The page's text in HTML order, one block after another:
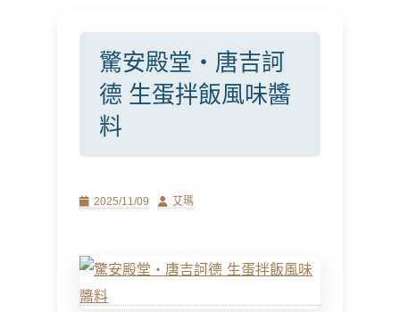
驚安殿堂・唐吉訶
德 生蛋拌飯風味醬
料
Posted2025/11/09 Author
艾瑪